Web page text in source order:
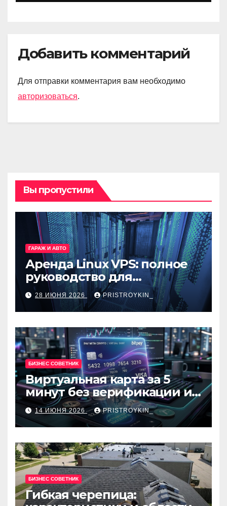
Добавить комментарий
Для отправки комментария вам необходимо
авторизоваться.
Вы пропустили
ГАРАЖ И АВТО
Аренда Linux VPS: полное
руководство для
разработчиков и
администраторов
28 ИЮНЯ 2026 PRISTROYKIN_
БИЗНЕС СОВЕТНИК
Виртуальная карта за 5
минут без верификации и
банков с пополнением в
USDT
14 ИЮНЯ 2026 PRISTROYKIN_
БИЗНЕС СОВЕТНИК
Гибкая черепица: